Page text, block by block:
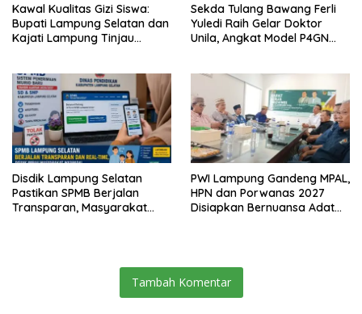
Kawal Kualitas Gizi Siswa:
Bupati Lampung Selatan dan
Kajati Lampung Tinjau
Sekda Tulang Bawang Ferli
Yuledi Raih Gelar Doktor
Unila, Angkat Model P4GN
Disdik Lampung Selatan
Pastikan SPMB Berjalan
Transparan, Masyarakat
PWI Lampung Gandeng MPAL,
HPN dan Porwanas 2027
Disiapkan Bernuansa Adat
Tambah Komentar